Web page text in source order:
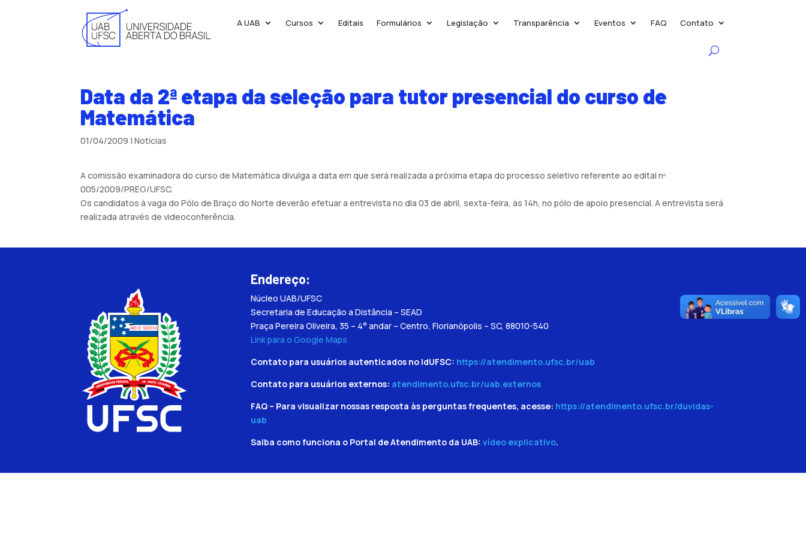
A UAB Cursos Editais Formulários Legislação Transparência Eventos FAQ Contato
Data da 2ª etapa da seleção para tutor presencial do curso de
Matemática
01/04/2009 |Notícias
A comissão examinadora do curso de Matemática divulga a data em que será realizada a próxima etapa do processo seletivo referente ao edital nº
005/2009/PREG/UFSC.
Os candidatos à vaga do Pólo de Braço do Norte deverão efetuar a entrevista no dia 03 de abril, sexta-feira, às 14h, no pólo de apoio presencial. A entrevista será
realizada através de videoconferência.
Endereço:
Núcleo UAB/UFSC
Secretaria de Educação a Distância – SEAD
Praça Pereira Oliveira, 35 – 4° andar – Centro, Florianópolis – SC, 88010-540
Link para o Google Maps
Contato para usuários autenticados no IdUFSC: https://atendimento.ufsc.br/uab
Contato para usuários externos: atendimento.ufsc.br/uab.externos
FAQ – Para visualizar nossas resposta às perguntas frequentes, acesse: https://atendimento.ufsc.br/duvidas-
uab
Saiba como funciona o Portal de Atendimento da UAB: vídeo explicativo.